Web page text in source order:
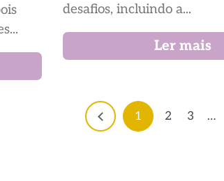
desafios, incluindo a...
Ler mais
1 2 3 …